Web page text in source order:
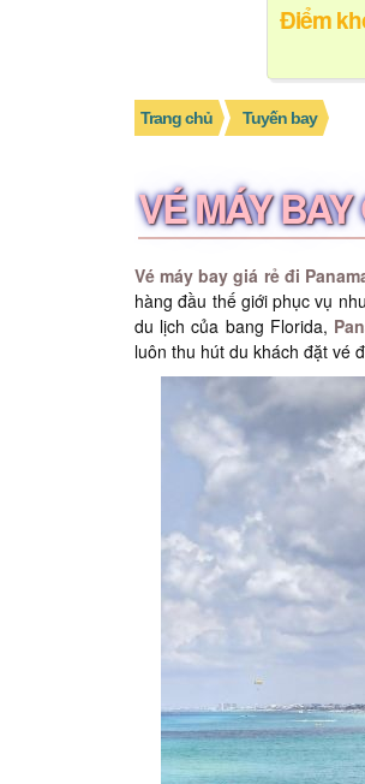
Điểm
Trang chủ Tuyến bay
VÉ MÁY
Vé máy bay giá rẻ đi
hàng đầu thế giới phục vụ
du lịch của bang Florida,
luôn thu hút du khách đặt vé